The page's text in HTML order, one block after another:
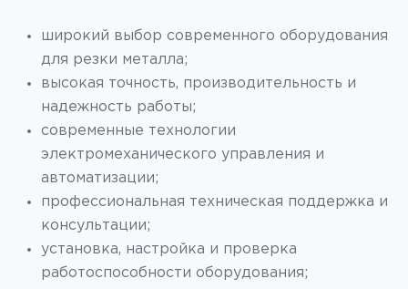
широкий выбор современного оборудования
для резки металла;
высокая точность, производительность и
надежность работы;
современные технологии
электромеханического управления и
автоматизации;
профессиональная техническая поддержка и
консультации;
установка, настройка и проверка
работоспособности оборудования;